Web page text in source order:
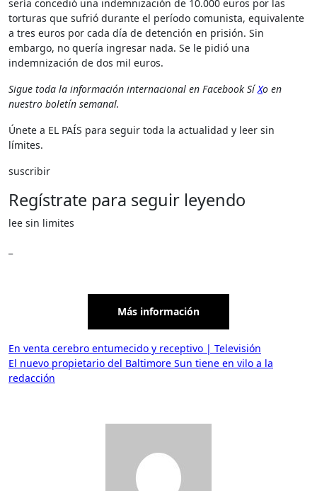
sería concedió una indemnización de 10.000 euros por las
torturas que sufrió durante el período comunista, equivalente
a tres euros por cada día de detención en prisión. Sin
embargo, no quería ingresar nada. Se le pidió una
indemnización de dos mil euros.
Sigue toda la información internacional en Facebook SíXo en
nuestro boletín semanal.
Únete a EL PAÍS para seguir toda la actualidad y leer sin
límites.
suscribir
Regístrate para seguir leyendo
lee sin limites
Más información
Navegación
de
En venta cerebro entumecido y receptivo | Televisión
El nuevo propietario del Baltimore Sun tiene en vilo a la
redacción